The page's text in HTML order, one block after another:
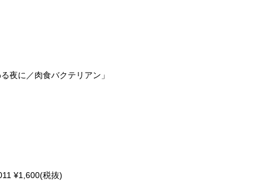
夜に／肉食バクテリアン」
¥1,600(税抜)